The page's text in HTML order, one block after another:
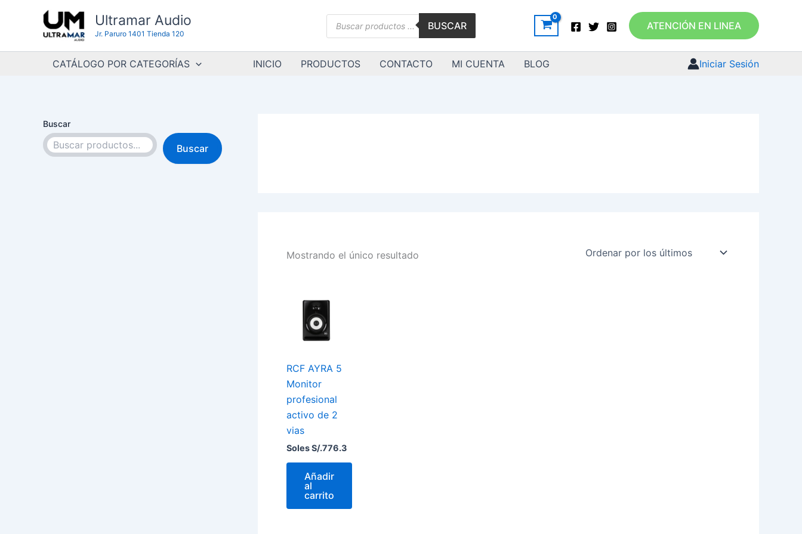
contenido
Ultramar Audio
Jr. Paruro 1401 Tienda 120
Búsqueda
BUSCAR ATENCIÓN EN LINEA
CATÁLOGO POR CATEGORÍAS INICIO PRODUCTOS CONTACTO MI CUENTA BLOG Iniciar Sesión
Buscar
Buscar
Mostrando el único resultado
RCF AYRA 5
Monitor
profesional
activo de 2
vias
Soles S/.776.3
Añadir
al
carrito